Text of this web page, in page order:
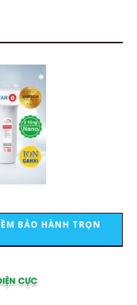
BẢO HÀNH TRỌN